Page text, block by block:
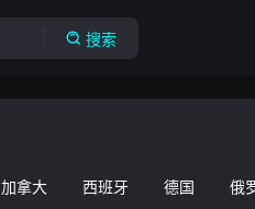
搜索
加拿大 西班牙 德国 俄